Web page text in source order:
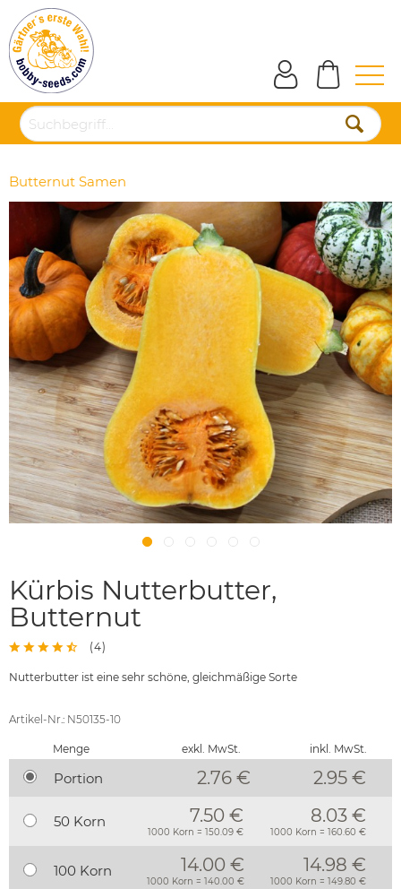
Butternut Samen
Kürbis Nutterbutter,
Butternut
(4)
Nutterbutter ist eine sehr schöne, gleichmäßige Sorte
Artikel-Nr.: N50135-10
Menge exkl. MwSt. inkl. MwSt.
Portion 2.76 € 2.95 €
50 Korn 7.50 €
1000 Korn = 150.09 €
8.03 €
1000 Korn = 160.60 €
100 Korn 14.00 €
1000 Korn = 140.00 €
14.98 €
1000 Korn = 149.80 €